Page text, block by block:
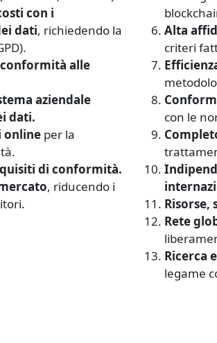
con i
dati, richiedendo la
conformità alle
aziendale
dati.
online per la
di conformità.
, riducendo i
Alta
criteri
con le
Rete
Ricerca
legame